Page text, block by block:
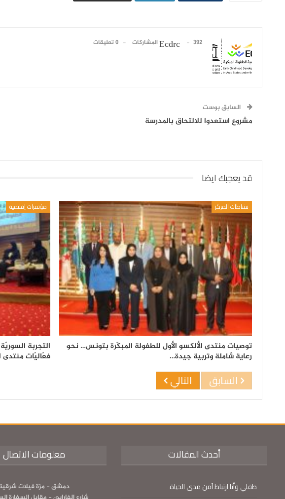
Ecdrc 392 المشاركات 0 تعليقات
السابق بوست
مشروع استعدوا للالتحاق بالمدرسة
قد يعجبك ايضا
نشاطات المركز
توصيات منتدى الألكسو الأول للطفولة المبكّرة بتونس… نحو
رعاية شاملة وتربية جيدة…
مؤتمرات إقليمية
التجربة
فعّاليّات منتدى
السابق التالي
أحدث المقالات
طفلي وأنا ارتباط آمن مدى الحياة
معلومات الاتصال
دمشق - مزة فيلات